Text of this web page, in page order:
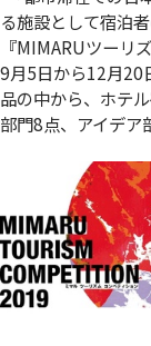
る施設として宿泊
『MIMARUツーリ
9月5日から12月20
品の中から、ホテ
部門8点、アイデア